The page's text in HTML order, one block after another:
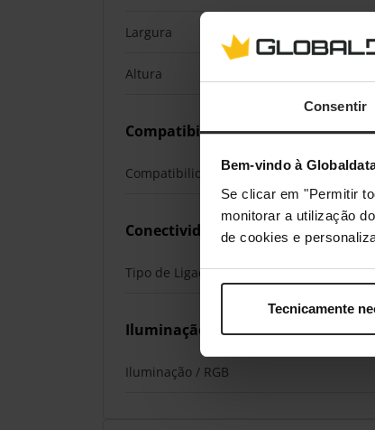
Consentir
Bem-vindo à
Se clicar em "Permitir
monitorar a utilização
de cookies e
Tecnicamente
Largura
Altura
Compatibilidade
Compatibilidade da Plataforma
Conectividade
Tipo de Ligação
Iluminação
Iluminação / RGB